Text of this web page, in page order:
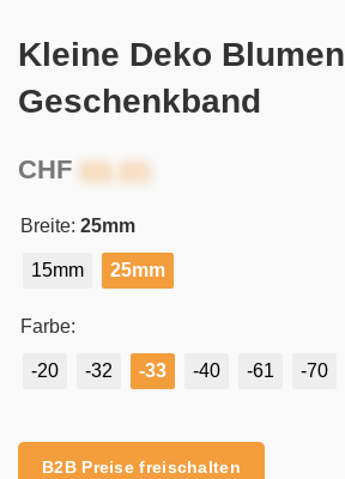
Kleine Deko Blumen
Geschenkband
CHF
Breite: 25mm
15mm 25mm
Farbe:
-20 -32 -33 -40 -61 -70
B2B Preise freischalten